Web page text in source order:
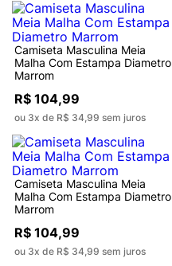
Camiseta Masculina Meia
Malha Com Estampa Diametro
Marrom
R$ 104,99
ou 3x de R$ 34,99 sem juros
Camiseta Masculina Meia
Malha Com Estampa Diametro
Marrom
R$ 104,99
ou 3x de R$ 34,99 sem juros